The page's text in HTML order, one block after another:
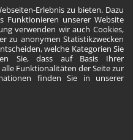
Erlebnis zu bieten. Dazu
Funktionieren unserer Website
verwenden wir auch Cookies,
zu anonymen Statistikzwecken
welche Kategorien Sie
Sie, dass auf Basis Ihrer
Funktionalitäten der Seite zur
finden Sie in unserer